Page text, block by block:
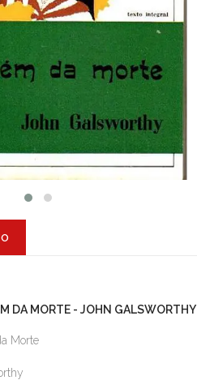
DA MORTE - JOHN GALSWORTHY
Morte